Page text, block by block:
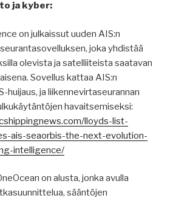
ja kyber:
on julkaissut uuden AIS:n
joka yhdistää
olevista ja satelliiteista saatavan
Sovellus kattaa AIS:n
huijaus, ja liikennevirtaseurannan
havaitsemiseksi:
lloyds-list-
ais-seaorbis-the-next-evolution-
intelligence/
on alusta, jonka avulla
sääntöjen